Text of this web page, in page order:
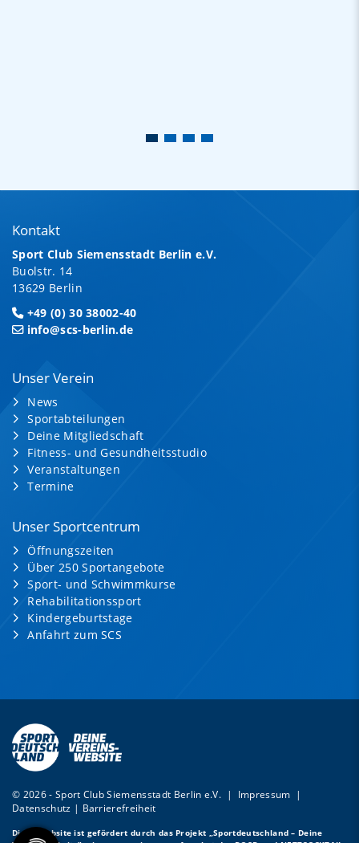
Kontakt
Sport Club Siemensstadt Berlin e.V.
Buolstr. 14
13629 Berlin
+49 (0) 30 38002-40
info@scs-berlin.de
Unser Verein
News
Sportabteilungen
Deine Mitgliedschaft
Fitness- und Gesundheitsstudio
Veranstaltungen
Termine
Unser Sportcentrum
Öffnungszeiten
Über 250 Sportangebote
Sport- und Schwimmkurse
Rehabilitationssport
Kindergeburtstage
Anfahrt zum SCS
© 2026 - Sport Club Siemensstadt Berlin e.V. | Impressum |
Datenschutz | Barrierefreiheit
Diese Website ist gefördert durch das Projekt „Sportdeutschland – Deine